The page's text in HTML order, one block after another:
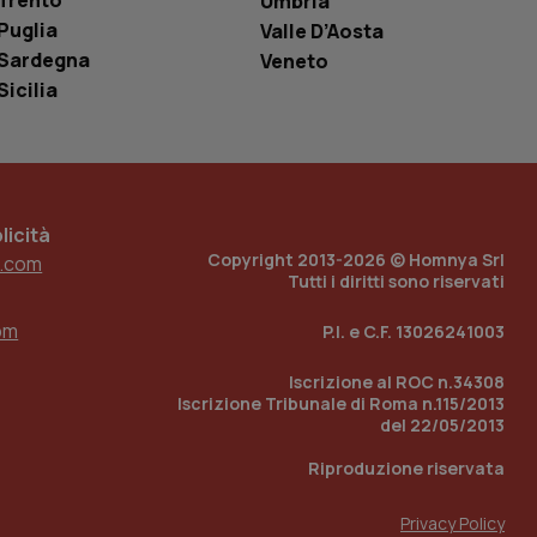
Valle D’Aosta
Veneto
Copyright 2013-2026 © Homnya Srl
Tutti i diritti sono riservati
P.I. e C.F. 13026241003
Iscrizione al ROC n.34308
Iscrizione Tribunale di Roma n.115/2013
del 22/05/2013
Riproduzione riservata
Privacy Policy
in cui viene
sito, ma un
di accesso per
Analytics
per mantenere
traccia
incorporati
del sito web sta
di
traccia